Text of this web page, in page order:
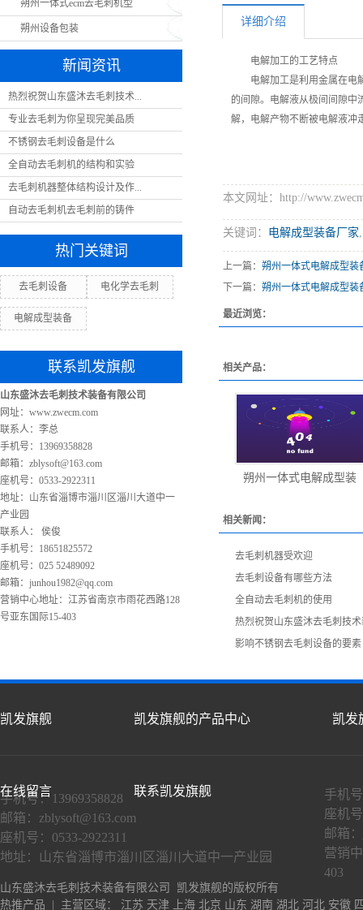
朔州一体式ecm去毛刺机型
朔州设备包装
新闻资讯
热烈祝贺山东盛沐去毛刺技术...
专业去毛刺为你呈现完美品质
不锈钢去毛刺设备是什么
全自动去毛刺机的结构和实验
去毛刺机器整体结构设计及作...
自动去毛刺机去毛刺前的铸件
热门关键词
去毛刺设备 电化学去毛刺
电解成型装备
联系凯发旗舰
山东盛沐去毛刺技术装备有限公司
网址：www.zwecm.com
联系人：李总
手机号：13969358828
邮箱： zblysoft@163.com
座机号：0533-2922311
地址：山东省淄博市淄川区淄川大道中一
产业园
联系人： 侯俊
手机号：18651825572
座机号：025 52489092
邮箱： junhou1982@qq.com
营销中心地址：江苏省南京市雨花西路128
号亚东国际15-403
详细介绍
电解加工的工艺特点
电解加工是利用金属在电
的间隙。电解液从极间间隙中
解，电解产物不断被电解液冲
本文网址：http://
关键词： 电解成型装备厂家,
上一篇： 朔州一体式电解成型装
下一篇： 朔州一体式电解成型装
最近浏览：
相关产品：
朔州一体式电解成型装
相关新闻：
去毛刺机器受欢迎
去毛刺设备有哪些方法
全自动去毛刺机的使用
热烈祝贺山东盛沐去毛刺技
影响不锈钢去毛刺设备的要素
凯发旗舰 凯发旗舰的产品中心 凯发
在线留言 联系凯发旗舰
手机号：13969358828
邮箱： zblysoft@163.com
座机号：0533-2922311
地址：山东省淄博市淄川区淄川大道中一产业园
手机
座机
邮箱：
营销
403
山东盛沐去毛刺技术装备有限公司 凯发旗舰的版权所有
热推产品 | 主营区域： 江苏 天津 上海 北京 山东 湖南 湖北 河北 安徽